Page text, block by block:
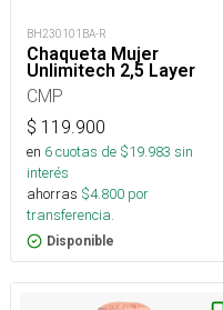
BH230101BA-R
Chaqueta Mujer
Unlimitech 2,5 Layer
CMP
$ 119.900
en 6cuotas de $19.983 sin
interés
ahorras $4.800 por
transferencia.
Disponible